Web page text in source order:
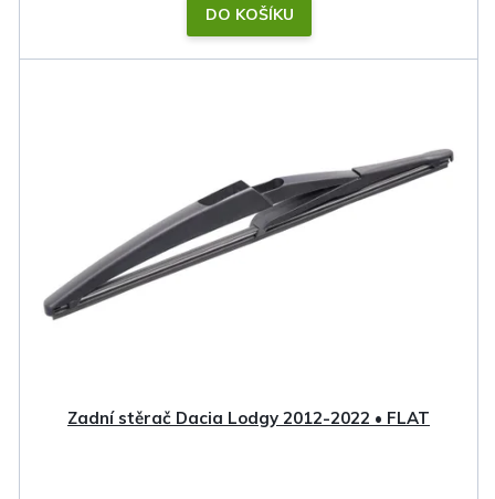
DO KOŠÍKU
Zadní stěrač Dacia Lodgy 2012-2022 • FLAT